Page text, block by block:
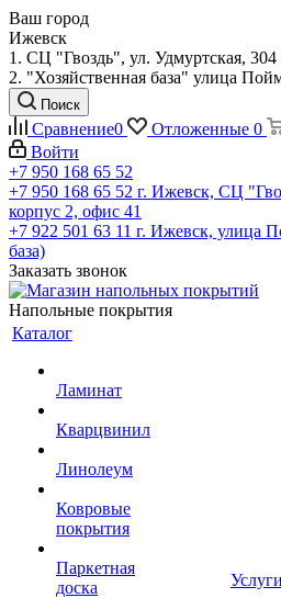
Ваш город
Ижевск
1. СЦ "Гвоздь", ул. Удмуртская, 304
2. "Хозяйственная база" улица
Поиск
Сравнение0 Отложенные 0
Войти
+7 950 168 65 52
+7 950 168 65 52 г. Ижевск, СЦ
корпус 2, офис 41
+7 922 501 63 11 г. Ижевск, улица
база)
Заказать звонок
Напольные покрытия
Каталог
Ламинат
Кварцвинил
Линолеум
Ковровые
покрытия
Паркетная
доска
Услуги